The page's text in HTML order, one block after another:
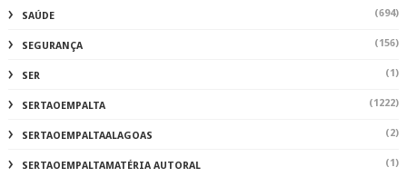
SAÚDE (694)
SEGURANÇA (156)
SER (1)
SERTAOEMPALTA (1222)
SERTAOEMPALTAALAGOAS (2)
SERTAOEMPALTAMATÉRIA AUTORAL (1)